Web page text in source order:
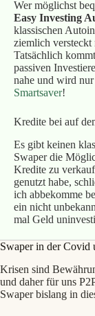
Wer möglichst
Easy Investing
klassischen
ziemlich versteckt
Tatsächlich
passiven
nahe und wird
Smartsaver!
Kredite bei auf
Es gibt keinen
Swaper die
Kredite zu
genutzt habe,
ich abbekomme
ein nicht
mal Geld
Swaper in der Covid
Krisen sind
und daher für uns
Swaper bislang in